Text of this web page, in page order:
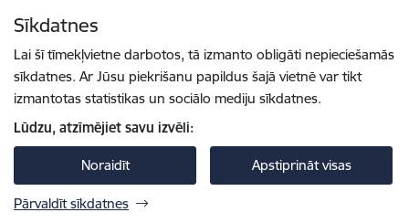
Sīkdatnes
Lai šī tīmekļvietne darbotos, tā izmanto obligāti nepieciešamās
sīkdatnes. Ar Jūsu piekrišanu papildus šajā vietnē var tikt
izmantotas statistikas un sociālo mediju sīkdatnes.
Lūdzu, atzīmējiet savu izvēli:
Noraidīt Apstiprināt visas
Pārvaldīt sīkdatnes